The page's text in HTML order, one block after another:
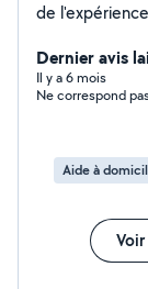
de
services, je suis prête à vous rendre service dans les
meilleures
Dernier avis
Il y a 6 mois
Ne correspond
Aide à